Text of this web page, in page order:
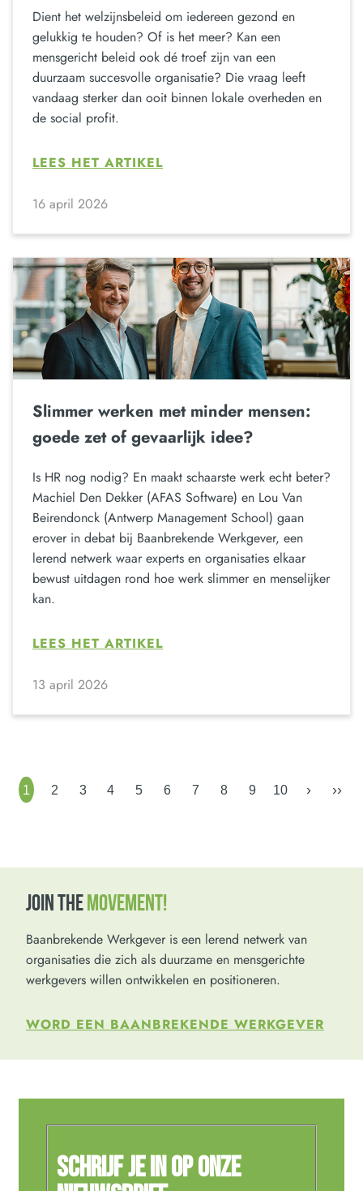
Dient het welzijnsbeleid om iedereen gezond en
gelukkig te houden? Of is het meer? Kan een
mensgericht beleid ook dé troef zijn van een
duurzaam succesvolle organisatie? Die vraag leeft
vandaag sterker dan ooit binnen lokale overheden en
de social profit.
LEES HET ARTIKEL
16 april 2026
Slimmer werken met minder mensen:
goede zet of gevaarlijk idee?
Is HR nog nodig? En maakt schaarste werk echt beter?
Machiel Den Dekker (AFAS Software) en Lou Van
Beirendonck (Antwerp Management School) gaan
erover in debat bij Baanbrekende Werkgever, een
lerend netwerk waar experts en organisaties elkaar
bewust uitdagen rond hoe werk slimmer en menselijker
kan.
LEES HET ARTIKEL
13 april 2026
1 2 3 4 5 6 7 8 9 10 › ››
JOIN THEMOVEMENT!
Baanbrekende Werkgever is een lerend netwerk van
organisaties die zich als duurzame en mensgerichte
werkgevers willen ontwikkelen en positioneren.
WORD EEN BAANBREKENDE WERKGEVER